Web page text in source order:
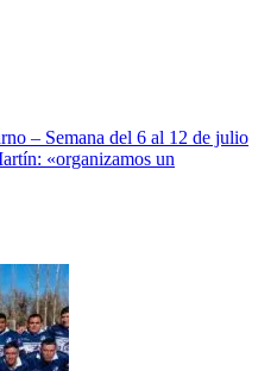
– Semana del 6 al 12 de julio
«organizamos un